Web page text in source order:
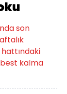
son
kalma